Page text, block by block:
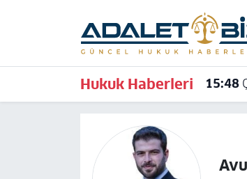
Hukuk Haberleri 15:48
Hava Durumu
Trafik Durumu
Süper Lig Puan Durumu ve Fikstür
Tüm Manşetler